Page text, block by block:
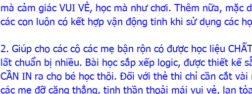
mà cảm giác VUI VẺ, học mà như chơi. Thêm nữa, mặc
các con luôn có kết hợp vận động tinh khi sử dụng các
2. Giúp cho các cô các mẹ bận rộn có được học liệu
lất chuẩn bị nhiều. Bài học sắp xếp logic, được thiết kế
CẦN IN ra cho bé học thôi. Đối với thẻ thì chỉ cần cắt vài
các mẹ đỡ căng thẳng, tinh thần thoải mái vui vẻ, lan